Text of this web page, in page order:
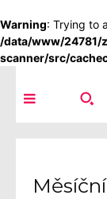
Warning: Trying to
/data/www/
scanner/src/